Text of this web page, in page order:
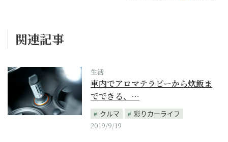
関連記事
生活
車内でアロマテラピーから炊飯ま
でできる、…
クルマ
彩りカーライフ
2019/9/19